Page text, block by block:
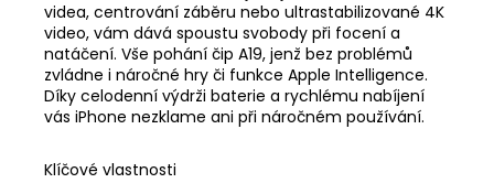
videa, centrování záběru nebo ultrastabilizované 4K
video, vám dává spoustu svobody při focení a
natáčení. Vše pohání čip A19, jenž bez problémů
zvládne i náročné hry či funkce Apple Intelligence.
Díky celodenní výdrži baterie a rychlému nabíjení
vás iPhone nezklame ani při náročném používání.
Klíčové vlastnosti